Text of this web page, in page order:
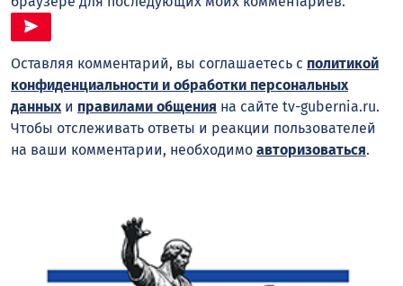
Оставляя комментарий, вы соглашаетесь с политикой
конфиденциальности и обработки персональных
данных и правилами общения на сайте tv-gubernia.ru.
Чтобы отслеживать ответы и реакции пользователей
на ваши комментарии, необходимо авторизоваться.